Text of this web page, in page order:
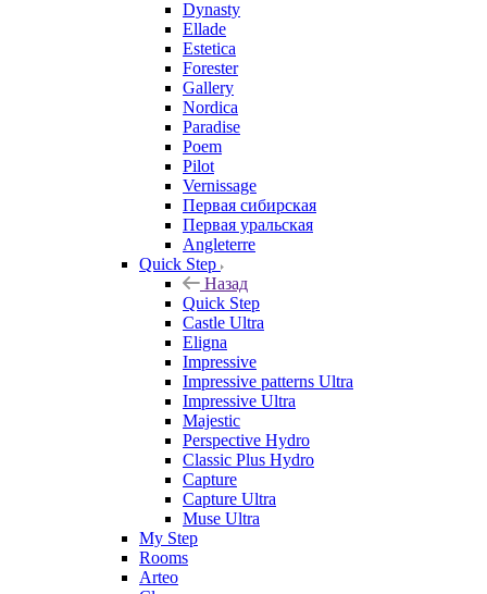
Dynasty
Ellade
Estetica
Forester
Gallery
Nordica
Paradise
Poem
Pilot
Vernissage
Первая сибирская
Первая уральская
Angleterre
Quick Step
Назад
Quick Step
Castle Ultra
Eligna
Impressive
Impressive patterns Ultra
Impressive Ultra
Majestic
Perspective Hydro
Classic Plus Hydro
Capture
Capture Ultra
Muse Ultra
My Step
Rooms
Arteo